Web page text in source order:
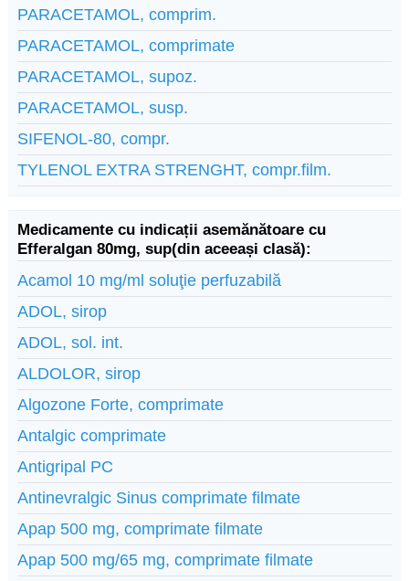
PARACETAMOL, comprim.
PARACETAMOL, comprimate
PARACETAMOL, supoz.
PARACETAMOL, susp.
SIFENOL-80, compr.
TYLENOL EXTRA STRENGHT, compr.film.
Medicamente cu indicații asemănătoare cu
Efferalgan 80mg, sup(din aceeași clasă):
Acamol 10 mg/ml soluţie perfuzabilă
ADOL, sirop
ADOL, sol. int.
ALDOLOR, sirop
Algozone Forte, comprimate
Antalgic comprimate
Antigripal PC
Antinevralgic Sinus comprimate filmate
Apap 500 mg, comprimate filmate
Apap 500 mg/65 mg, comprimate filmate